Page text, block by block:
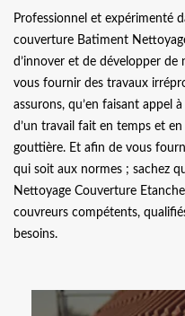
Professionnel et expérimenté
couverture Batiment
d’innover et de développer
vous fournir des travaux
assurons, qu’en faisant appel
d’un travail fait en temps et
gouttière. Et afin de vous
qui soit aux normes ; sachez
Nettoyage Couverture
couvreurs compétents,
besoins.